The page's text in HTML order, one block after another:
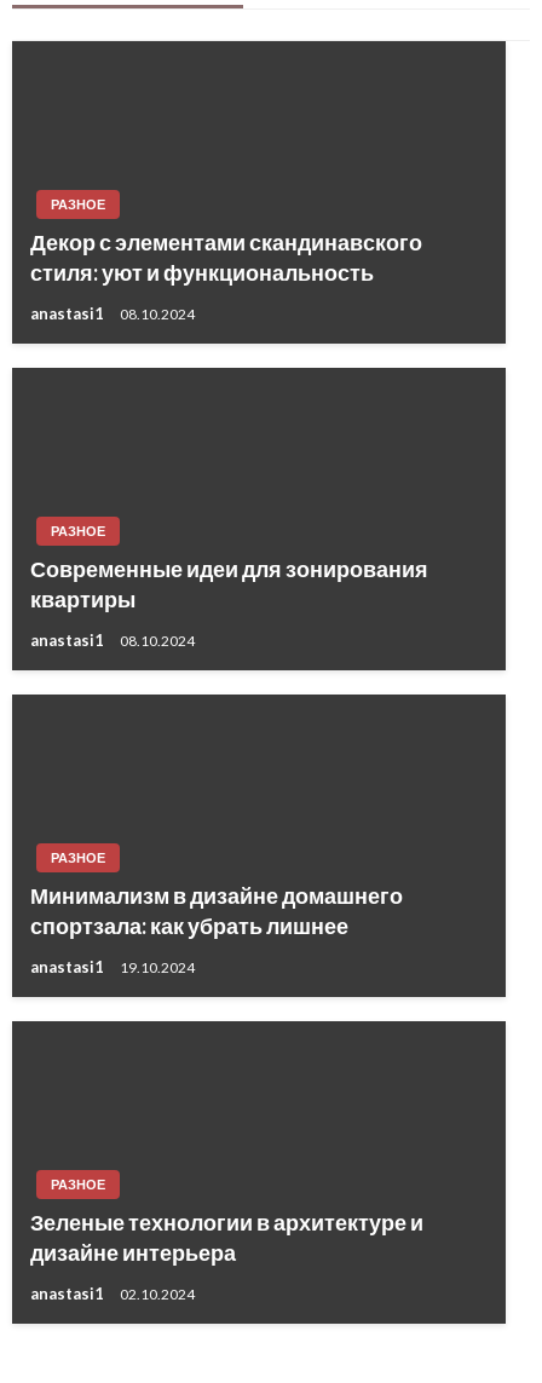
РАЗНОЕ
Декор с элементами скандинавского
стиля: уют и функциональность
anastasi1 08.10.2024
РАЗНОЕ
Современные идеи для зонирования
квартиры
anastasi1 08.10.2024
РАЗНОЕ
Минимализм в дизайне домашнего
спортзала: как убрать лишнее
anastasi1 19.10.2024
РАЗНОЕ
Зеленые технологии в архитектуре и
дизайне интерьера
anastasi1 02.10.2024